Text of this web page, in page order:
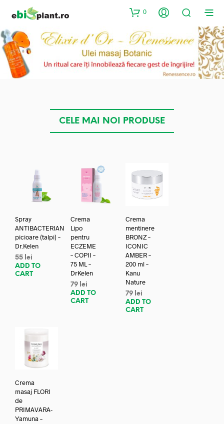
0
CELE MAI NOI PRODUSE
Spray
ANTIBACTERIAN
picioare (talpi) –
Dr.Kelen
55 lei
ADD TO
CART
Crema
Lipo
pentru
ECZEME
– COPII –
75 ML –
DrKelen
79 lei
ADD TO
CART
Crema
mentinere
BRONZ –
ICONIC
AMBER –
200 ml –
Kanu
Nature
79 lei
ADD TO
CART
Crema
masaj FLORI
de
PRIMAVARA-
Yamuna –